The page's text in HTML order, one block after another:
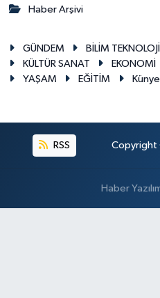
Haber Arşivi
GÜNDEM BİLİM TEKNOLOJİ
KÜLTÜR SANAT
EKONOMİ
YAŞAM
EĞİTİM Künye
RSS Copyright
Haber